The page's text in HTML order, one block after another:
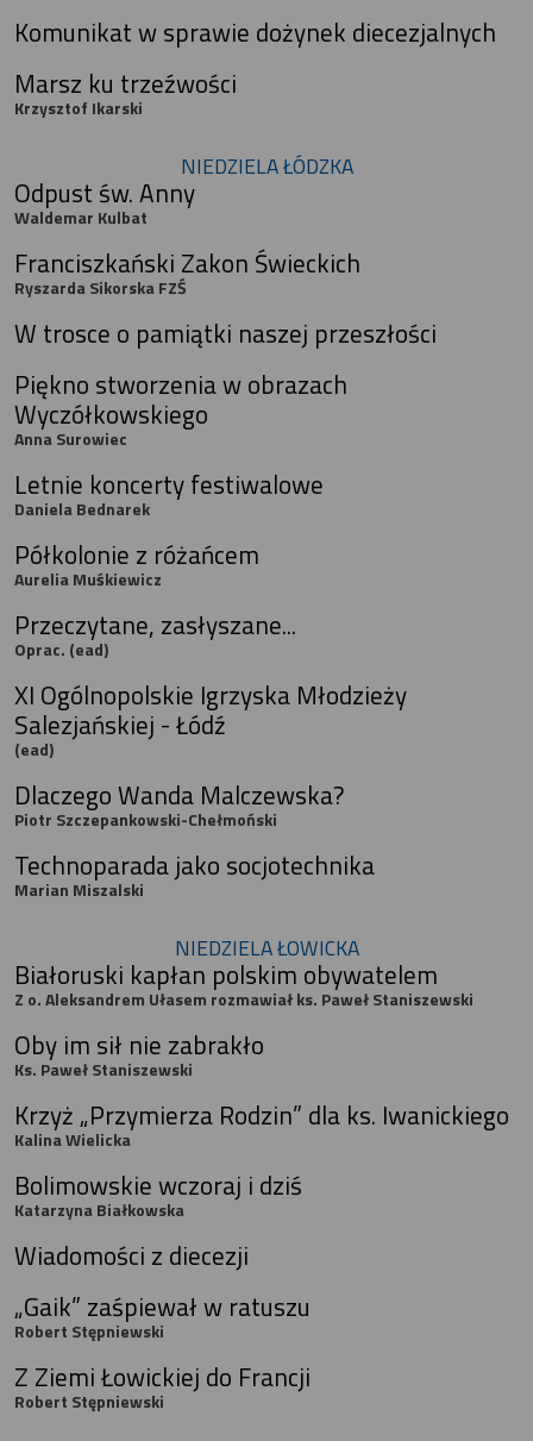
Komunikat w sprawie dożynek diecezjalnych
Marsz ku trzeźwości
Krzysztof Ikarski
NIEDZIELA ŁÓDZKA
Odpust św. Anny
Waldemar Kulbat
Franciszkański Zakon Świeckich
Ryszarda Sikorska FZŚ
W trosce o pamiątki naszej przeszłości
Piękno stworzenia w obrazach
Wyczółkowskiego
Anna Surowiec
Letnie koncerty festiwalowe
Daniela Bednarek
Półkolonie z różańcem
Aurelia Muśkiewicz
Przeczytane, zasłyszane...
Oprac. (ead)
XI Ogólnopolskie Igrzyska Młodzieży
Salezjańskiej - Łódź
(ead)
Dlaczego Wanda Malczewska?
Piotr Szczepankowski-Chełmoński
Technoparada jako socjotechnika
Marian Miszalski
NIEDZIELA ŁOWICKA
Białoruski kapłan polskim obywatelem
Z o. Aleksandrem Ułasem rozmawiał ks. Paweł Staniszewski
Oby im sił nie zabrakło
Ks. Paweł Staniszewski
Krzyż „Przymierza Rodzin” dla ks. Iwanickiego
Kalina Wielicka
Bolimowskie wczoraj i dziś
Katarzyna Białkowska
Wiadomości z diecezji
„Gaik” zaśpiewał w ratuszu
Robert Stępniewski
Z Ziemi Łowickiej do Francji
Robert Stępniewski